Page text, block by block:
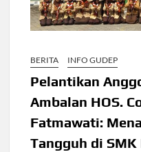
BERITA INFO GUDEP
Pelantikan
Ambalan HOS.
Fatmawati:
Tangguh di